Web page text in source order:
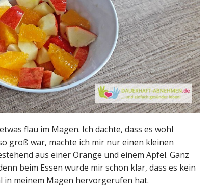
flau im Magen. Ich dachte, dass es wohl
groß war, machte ich mir nur einen kleinen
aus einer Orange und einem Apfel. Ganz
beim Essen wurde mir schon klar, dass es kein
in meinem Magen hervorgerufen hat.